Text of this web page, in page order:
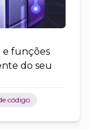
e funções
do seu
código